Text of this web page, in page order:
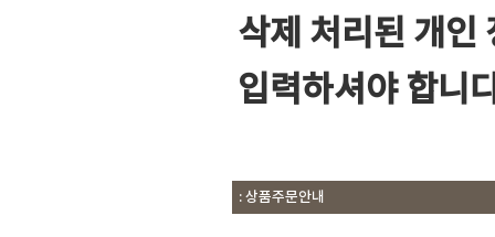
삭제 처리된 개인
입력하셔야 합니
: 상품주문안내